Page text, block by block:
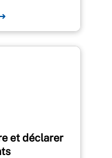
et déclarer